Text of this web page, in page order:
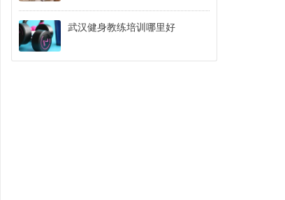
武汉健身教练培训哪里好